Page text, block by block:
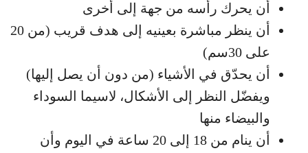
أن يحرك رأسه من جهة إلى أخرى
أن ينظر مباشرة بعينيه إلى هدف قريب (من 20
على 30سم)
أن يحدّق في الأشياء (من دون أن يصل إليها)
ويفضّل النظر إلى الأشكال، لاسيما السوداء
والبيضاء منها
أن ينام من 18 إلى 20 ساعة في اليوم وأن